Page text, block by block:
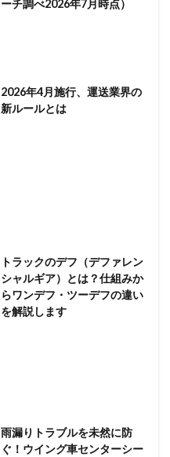
ーチ調べ2026年7月時点）
2026年4月施行、運送業界の
新ルールとは
トラックのデフ（デファレン
シャルギア）とは？仕組みか
らワンデフ・ツーデフの違い
を解説します
雨漏りトラブルを未然に防
ぐ！ウイング車センターシー